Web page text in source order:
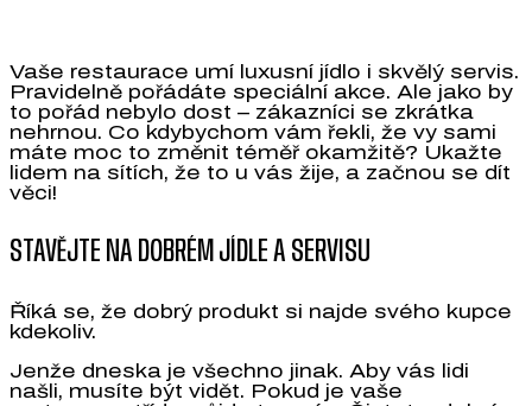
Vaše restaurace umí luxusní jídlo i skvělý servis.
Pravidelně pořádáte speciální akce. Ale jako by
to pořád nebylo dost – zákazníci se zkrátka
nehrnou. Co kdybychom vám řekli, že vy sami
máte moc to změnit téměř okamžitě? Ukažte
lidem na sítích, že to u vás žije, a začnou se dít
věci!
STAVĚJTE NA DOBRÉM JÍDLE A SERVISU
Říká se, že dobrý produkt si najde svého kupce
kdekoliv.
Jenže dneska je všechno jinak. Aby vás lidi
našli, musíte být vidět. Pokud je vaše